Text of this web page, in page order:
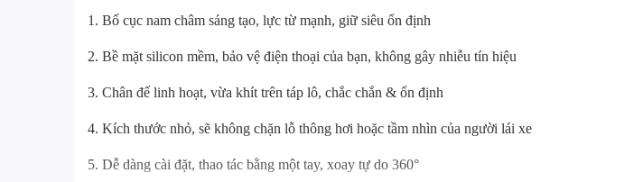
1. Bố cục nam châm sáng tạo, lực từ mạnh, giữ siêu ổn định
2. Bề mặt silicon mềm, bảo vệ điện thoại của bạn, không gây nhiễu tín hiệu
3. Chân đế linh hoạt, vừa khít trên táp lô, chắc chắn & ổn định
4. Kích thước nhỏ, sẽ không chặn lỗ thông hơi hoặc tầm nhìn của người lái xe
5. Dễ dàng cài đặt, thao tác bằng một tay, xoay tự do 360°